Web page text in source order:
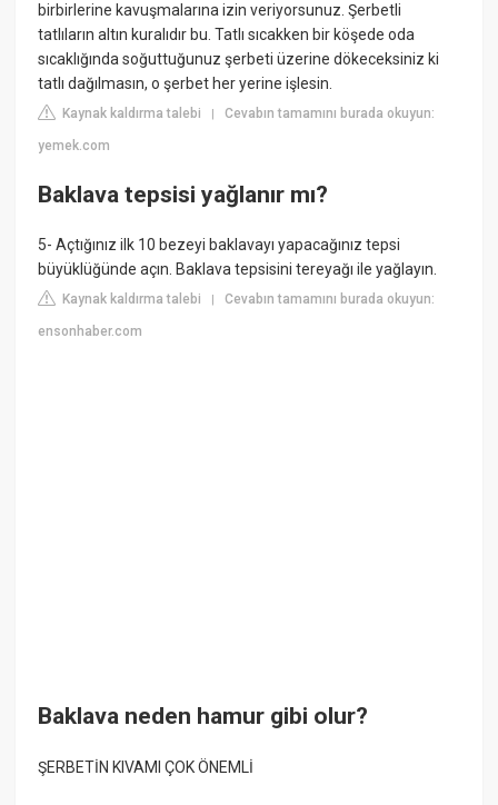
birbirlerine kavuşmalarına izin veriyorsunuz. Şerbetli
tatlıların altın kuralıdır bu. Tatlı sıcakken bir köşede oda
sıcaklığında soğuttuğunuz şerbeti üzerine dökeceksiniz ki
tatlı dağılmasın, o şerbet her yerine işlesin.
Kaynak kaldırma talebi |Cevabın tamamını burada okuyun:
yemek.com
Baklava tepsisi yağlanır mı?
5- Açtığınız ilk 10 bezeyi baklavayı yapacağınız tepsi
büyüklüğünde açın. Baklava tepsisini tereyağı ile yağlayın.
Kaynak kaldırma talebi |Cevabın tamamını burada okuyun:
ensonhaber.com
Baklava neden hamur gibi olur?
ŞERBETİN KIVAMI ÇOK ÖNEMLİ